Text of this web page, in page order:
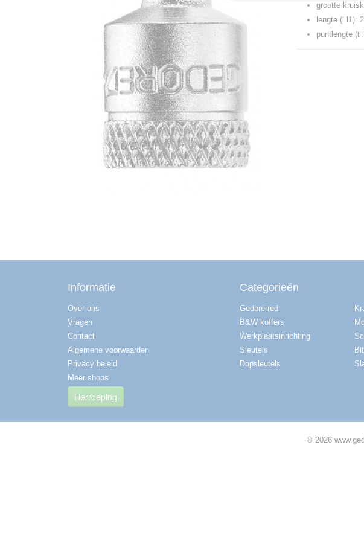
grootte
lengte (l l1):
puntlengte (t
Informatie
Over ons
Vragen
Contact
Algemene voorwaarden
Privacy beleid
Meer shops
Herroeping
Categorieën
Gedore-red
B&W koffers
Werkplaatsinrichting
Sleutels
Dopsleutels
© 2026